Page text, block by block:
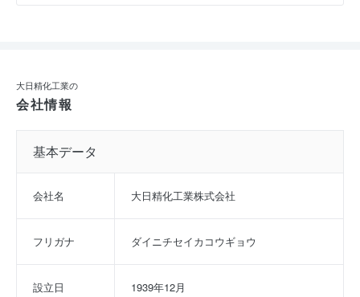
大日精化工業の
会社情報
基本データ
会社名 大日精化工業株式会社
フリガナ ダイニチセイカコウギョウ
設立日 1939年12月